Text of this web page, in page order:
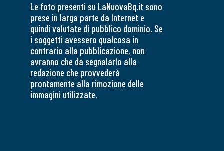
Le foto presenti su LaNuovaBq.it sono
prese in larga parte da Internet e
quindi valutate di pubblico dominio. Se
i soggetti avessero qualcosa in
contrario alla pubblicazione, non
avranno che da segnalarlo alla
redazione che provvederà
prontamente alla rimozione delle
immagini utilizzate.